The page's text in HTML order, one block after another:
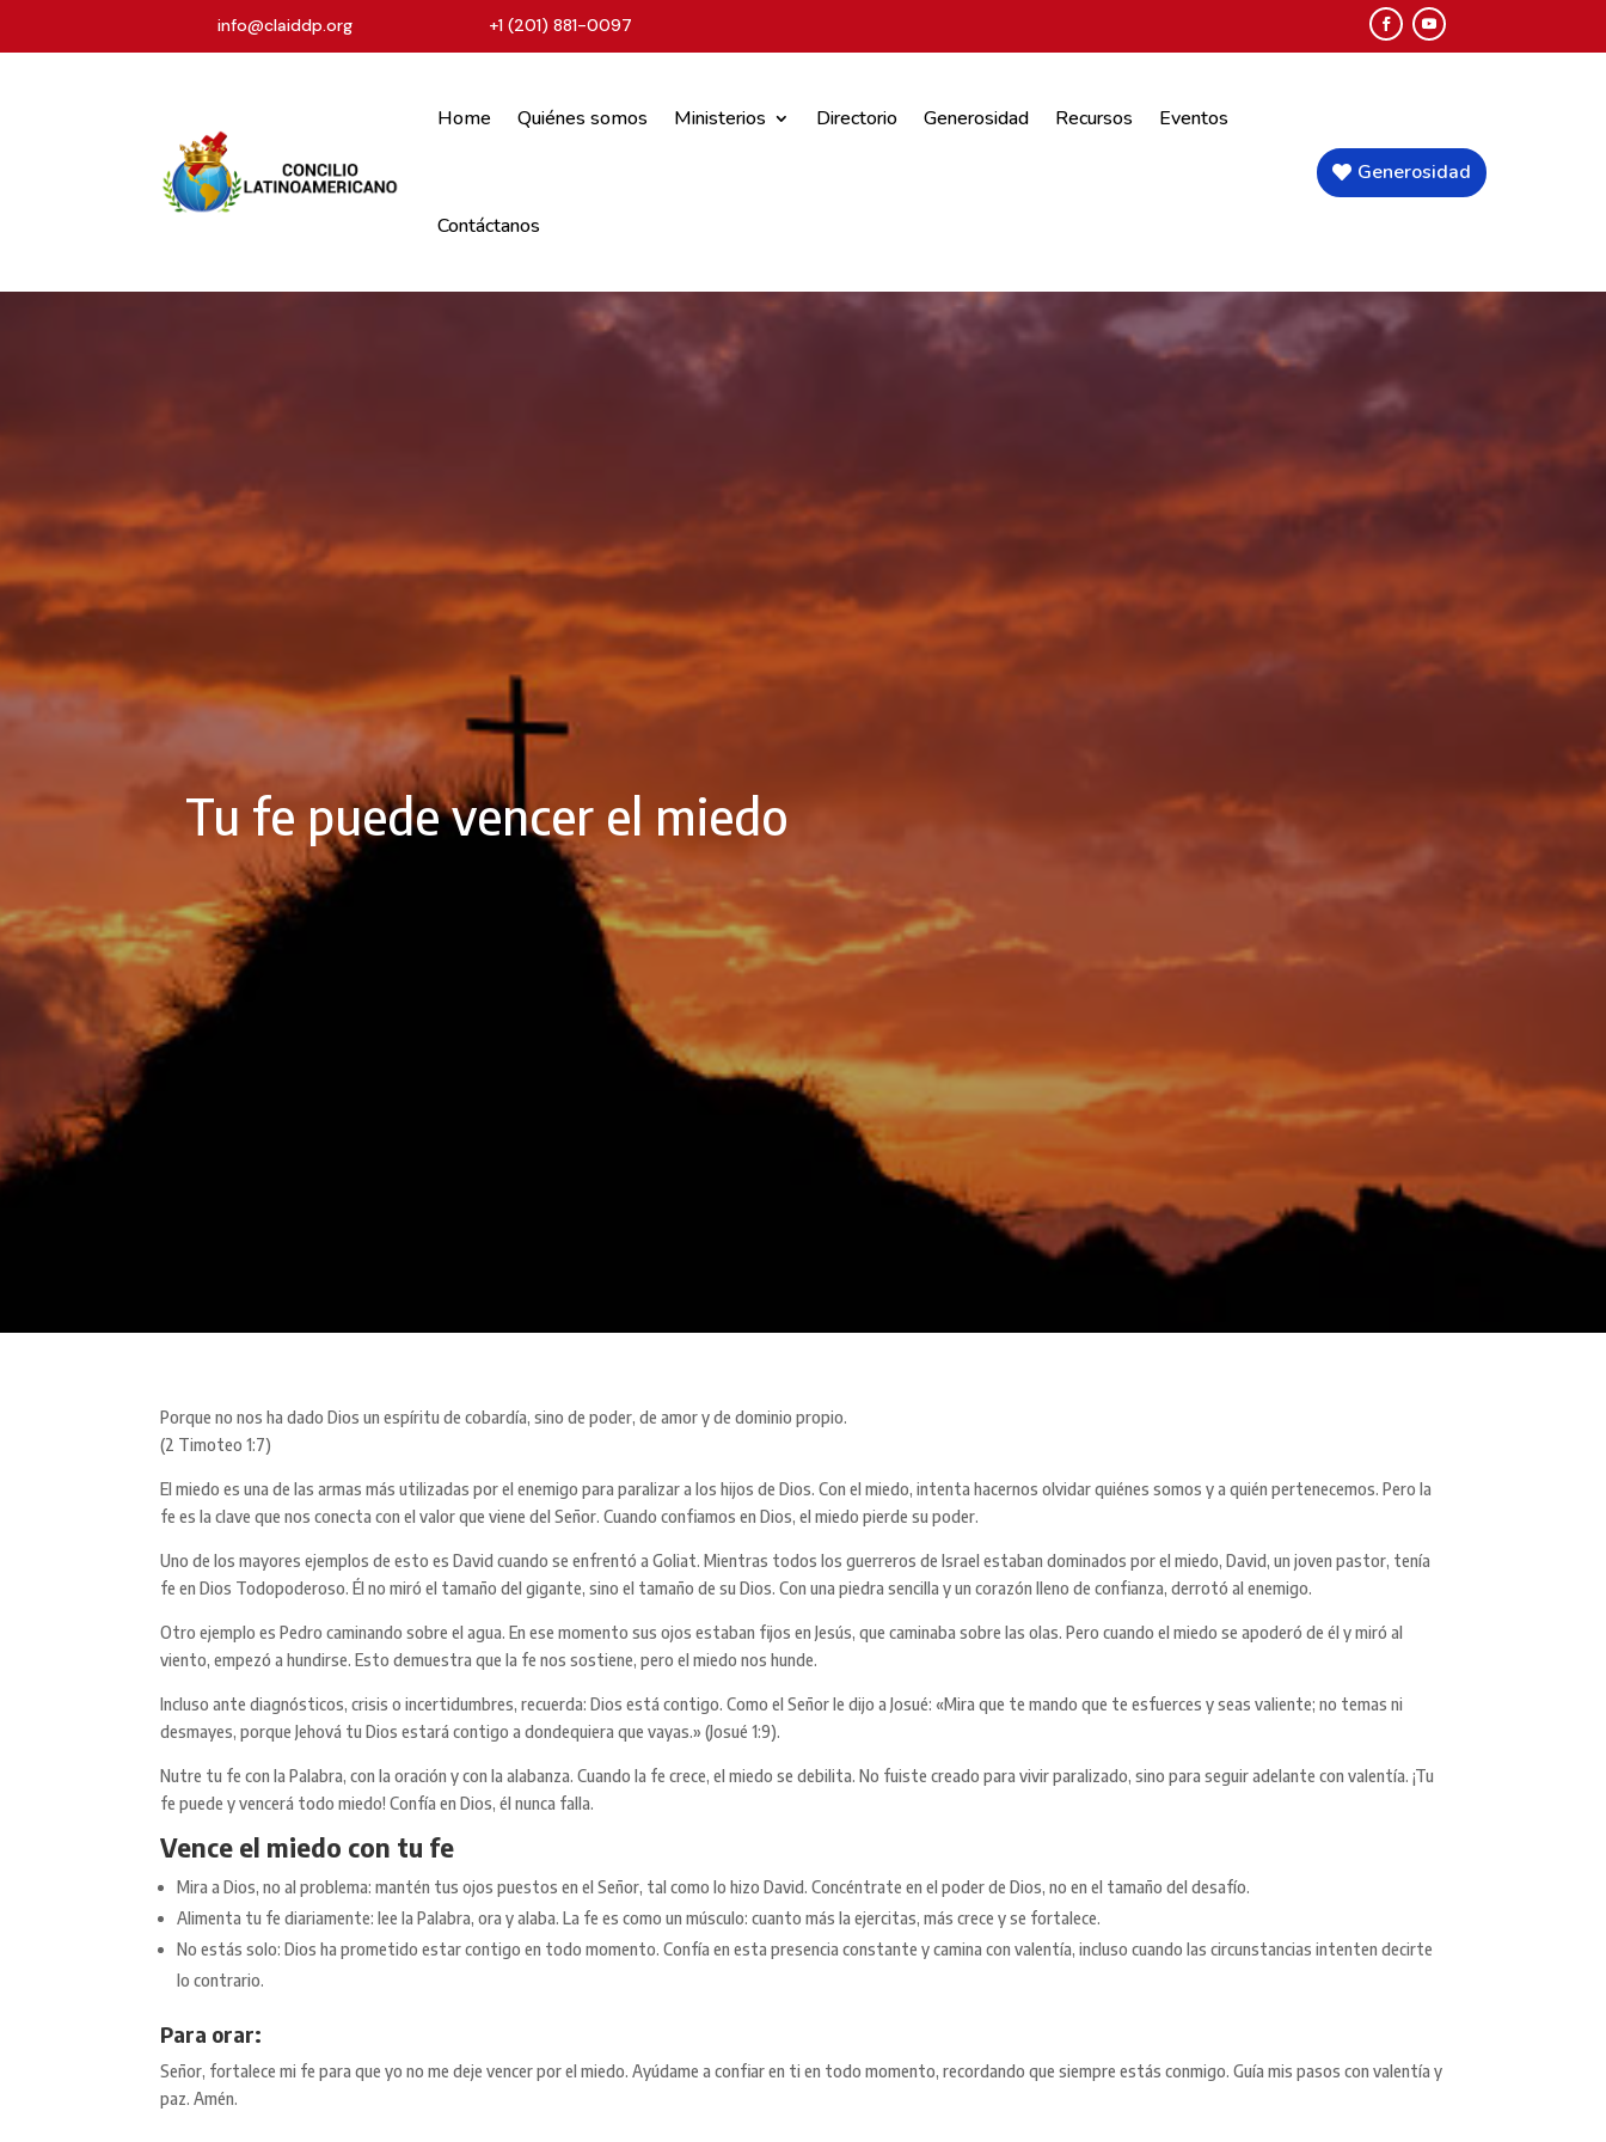
info@claiddp.org +1 (201) 881-0097
Home Quiénes somos Ministerios Directorio Generosidad Recursos Eventos
Contáctanos
Generosidad
Tu fe puede vencer el miedo
Porque no nos ha dado Dios un espíritu de cobardía, sino de poder, de amor y de dominio propio.
(2 Timoteo 1:7)
El miedo es una de las armas más utilizadas por el enemigo para paralizar a los hijos de Dios. Con el miedo, intenta hacernos olvidar quiénes somos y a quién pertenecemos. Pero la
fe es la clave que nos conecta con el valor que viene del Señor. Cuando confiamos en Dios, el miedo pierde su poder.
Uno de los mayores ejemplos de esto es David cuando se enfrentó a Goliat. Mientras todos los guerreros de Israel estaban dominados por el miedo, David, un joven pastor, tenía
fe en Dios Todopoderoso. Él no miró el tamaño del gigante, sino el tamaño de su Dios. Con una piedra sencilla y un corazón lleno de confianza, derrotó al enemigo.
Otro ejemplo es Pedro caminando sobre el agua. En ese momento sus ojos estaban fijos en Jesús, que caminaba sobre las olas. Pero cuando el miedo se apoderó de él y miró al
viento, empezó a hundirse. Esto demuestra que la fe nos sostiene, pero el miedo nos hunde.
Incluso ante diagnósticos, crisis o incertidumbres, recuerda: Dios está contigo. Como el Señor le dijo a Josué: «Mira que te mando que te esfuerces y seas valiente; no temas ni
desmayes, porque Jehová tu Dios estará contigo a dondequiera que vayas.» (Josué 1:9).
Nutre tu fe con la Palabra, con la oración y con la alabanza. Cuando la fe crece, el miedo se debilita. No fuiste creado para vivir paralizado, sino para seguir adelante con valentía. ¡Tu
fe puede y vencerá todo miedo! Confía en Dios, él nunca falla.
Vence el miedo con tu fe
Mira a Dios, no al problema: mantén tus ojos puestos en el Señor, tal como lo hizo David. Concéntrate en el poder de Dios, no en el tamaño del desafío.
Alimenta tu fe diariamente: lee la Palabra, ora y alaba. La fe es como un músculo: cuanto más la ejercitas, más crece y se fortalece.
No estás solo: Dios ha prometido estar contigo en todo momento. Confía en esta presencia constante y camina con valentía, incluso cuando las circunstancias intenten decirte
lo contrario.
Para orar:
Señor, fortalece mi fe para que yo no me deje vencer por el miedo. Ayúdame a confiar en ti en todo momento, recordando que siempre estás conmigo. Guía mis pasos con valentía y
paz. Amén.